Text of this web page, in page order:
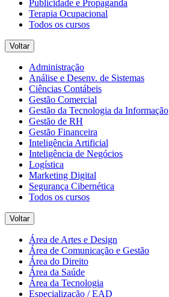
Publicidade e Propaganda
Terapia Ocupacional
Todos os cursos
Voltar
Administração
Análise e Desenv. de Sistemas
Ciências Contábeis
Gestão Comercial
Gestão da Tecnologia da Informação
Gestão de RH
Gestão Financeira
Inteligência Artificial
Inteligência de Negócios
Logística
Marketing Digital
Segurança Cibernética
Todos os cursos
Voltar
Área de Artes e Design
Área de Comunicação e Gestão
Área do Direito
Área da Saúde
Área da Tecnologia
Especialização / EAD